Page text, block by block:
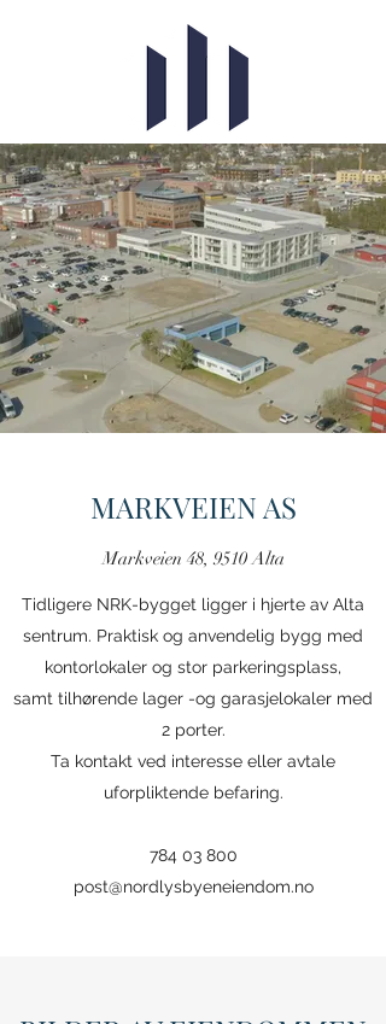
MARKVEIEN AS
Markveien 48, 9510 Alta
Tidligere NRK-bygget ligger i hjerte av Alta
sentrum. Praktisk og anvendelig bygg med
kontorlokaler og stor parkeringsplass,
samt tilhørende lager -og garasjelokaler med
2 porter.
Ta kontakt ved interesse eller avtale
uforpliktende befaring.
784 03 800
post@nordlysbyeneiendom.no